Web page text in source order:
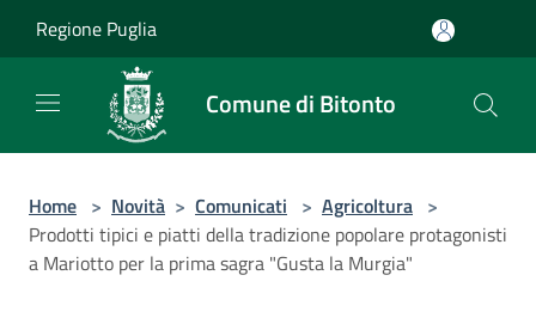
Regione Puglia
Comune di Bitonto
Home > Novità > Comunicati > Agricoltura >
Prodotti tipici e piatti della tradizione popolare protagonisti
a Mariotto per la prima sagra "Gusta la Murgia"